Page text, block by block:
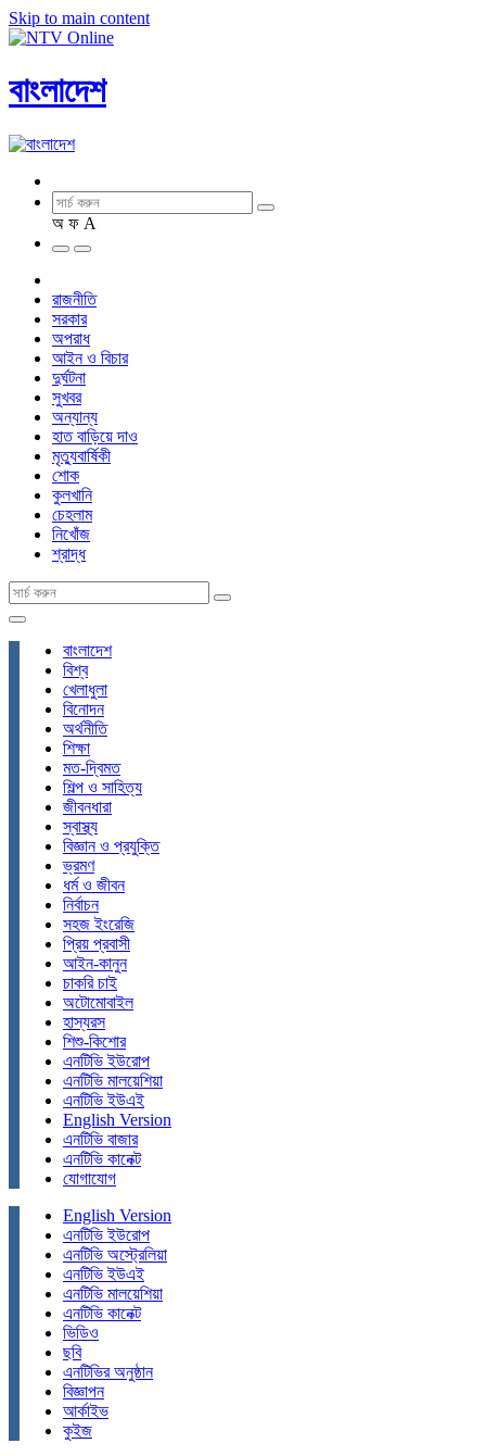
Skip to main content
বাংলাদেশ
অ ফ A
রাজনীতি
সরকার
অপরাধ
আইন ও বিচার
দুর্ঘটনা
সুখবর
অন্যান্য
হাত বাড়িয়ে দাও
মৃত্যুবার্ষিকী
শোক
কুলখানি
চেহলাম
নিখোঁজ
শ্রাদ্ধ
বাংলাদেশ
বিশ্ব
খেলাধুলা
বিনোদন
অর্থনীতি
শিক্ষা
মত-দ্বিমত
শিল্প ও সাহিত্য
জীবনধারা
স্বাস্থ্য
বিজ্ঞান ও প্রযুক্তি
ভ্রমণ
ধর্ম ও জীবন
নির্বাচন
সহজ ইংরেজি
প্রিয় প্রবাসী
আইন-কানুন
চাকরি চাই
অটোমোবাইল
হাস্যরস
শিশু-কিশোর
এনটিভি ইউরোপ
এনটিভি মালয়েশিয়া
এনটিভি ইউএই
English Version
এনটিভি বাজার
এনটিভি কানেক্ট
যোগাযোগ
English Version
এনটিভি ইউরোপ
এনটিভি অস্ট্রেলিয়া
এনটিভি ইউএই
এনটিভি মালয়েশিয়া
এনটিভি কানেক্ট
ভিডিও
ছবি
এনটিভির অনুষ্ঠান
বিজ্ঞাপন
আর্কাইভ
কুইজ